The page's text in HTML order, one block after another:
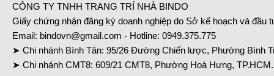
CÔNG TY TNHH TRANG TRÍ NHÀ BINDO
Giấy chứng nhận đăng ký doanh nghiệp do Sở kế hoạch và đầu
Email: bindovn@gmail.com - Hotline: 0949.375.775
➤ Chi nhánh Bình Tân: 95/26 Đường Chiến lược, Phường Bình
➤ Chi nhánh CMT8: 609/21 CMT8, Phường Hoà Hưng,